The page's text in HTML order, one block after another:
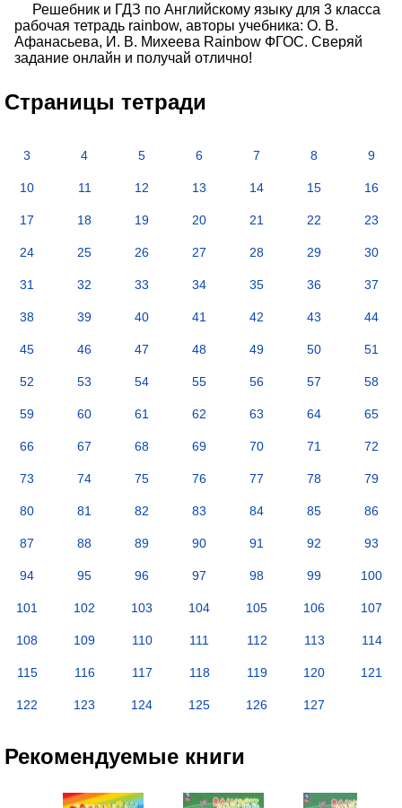
Решебник и ГДЗ по Английскому языку для 3 класса
рабочая тетрадь rainbow, авторы учебника: О. В.
Афанасьева, И. В. Михеева Rainbow ФГОС. Сверяй
задание онлайн и получай отлично!
Страницы тетради
3 4 5 6 7 8 9
10 11 12 13 14 15 16
17 18 19 20 21 22 23
24 25 26 27 28 29 30
31 32 33 34 35 36 37
38 39 40 41 42 43 44
45 46 47 48 49 50 51
52 53 54 55 56 57 58
59 60 61 62 63 64 65
66 67 68 69 70 71 72
73 74 75 76 77 78 79
80 81 82 83 84 85 86
87 88 89 90 91 92 93
94 95 96 97 98 99 100
101 102 103 104 105 106 107
108 109 110 111 112 113 114
115 116 117 118 119 120 121
122 123 124 125 126 127
Рекомендуемые книги